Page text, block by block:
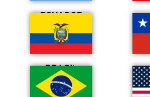
ECUADOR
BRASIL